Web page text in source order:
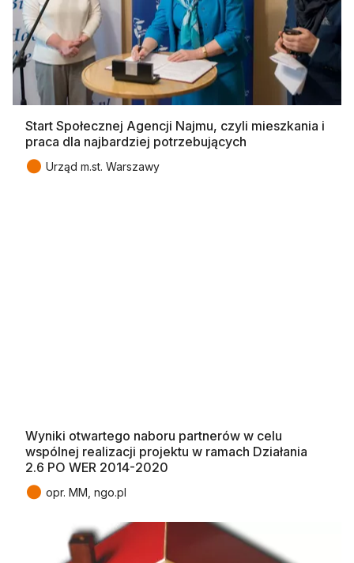
Start Społecznej Agencji Najmu, czyli mieszkania i
praca dla najbardziej potrzebujących
● Urząd m.st. Warszawy
Wyniki otwartego naboru partnerów w celu
wspólnej realizacji projektu w ramach Działania
2.6 PO WER 2014-2020
● opr. MM, ngo.pl